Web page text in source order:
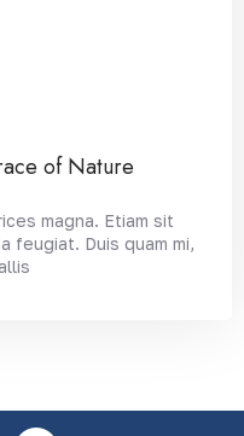
of Nature
magna. Etiam sit
feugiat. Duis quam mi,